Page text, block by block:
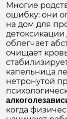
Многие
ошибку: они
на дом для
облегчает
очищает
капельница
нетронутой
когда